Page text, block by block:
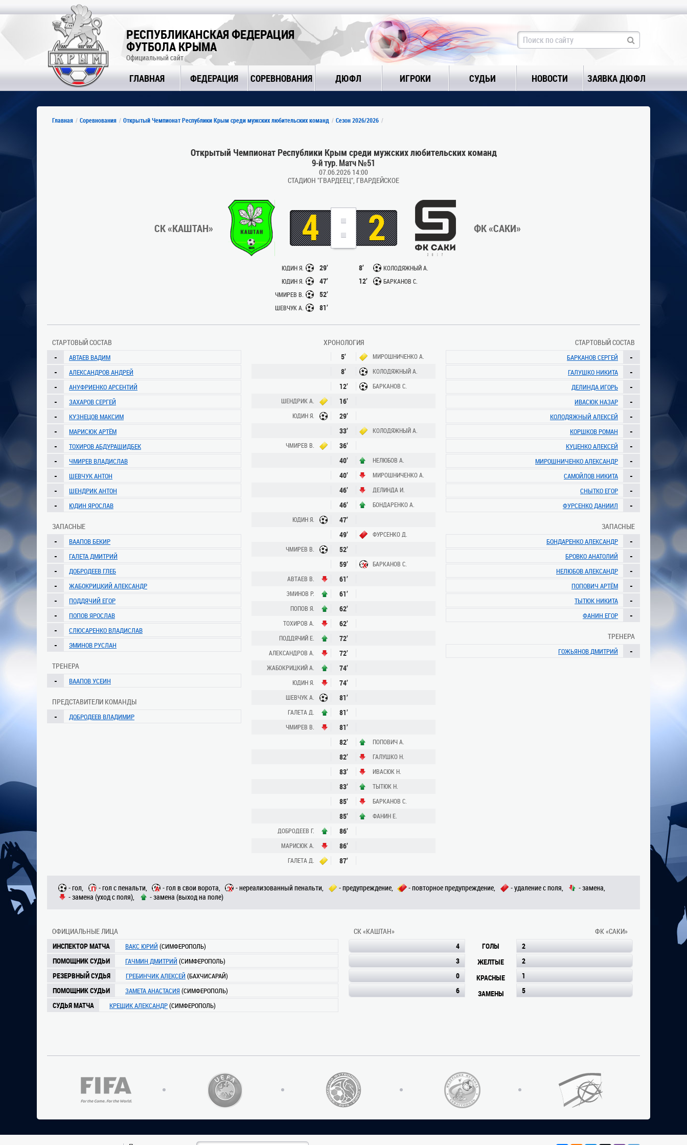
РЕСПУБЛИКАНСКАЯ ФЕДЕРАЦИЯ
ФУТБОЛА КРЫМА
Официальный сайт
ГЛАВНАЯ ФЕДЕРАЦИЯ СОРЕВНОВАНИЯ ДЮФЛ ИГРОКИ СУДЬИ НОВОСТИ ЗАЯВКА ДЮФЛ
Главная Соревнования Открытый Чемпионат Республики Крым среди мужских любительских команд Сезон 2026/2026
Открытый Чемпионат Республики Крым среди мужских любительских команд
9-й тур. Матч №51
07.06.2026 14:00
СТАДИОН "ГВАРДЕЕЦ", ГВАРДЕЙСКОЕ
СК «КАШТАН» 4 : 2 ФК «САКИ»
ЮДИН Я. 29’
ЮДИН Я. 47’
ЧМИРЕВ В. 52’
ШЕВЧУК А. 81’
КОЛОДЯЖНЫЙ А.
8’
БАРКАНОВ С.
12’
СТАРТОВЫЙ СОСТАВ
- АВТАЕВ ВАДИМ
- АЛЕКСАНДРОВ АНДРЕЙ
- АНУФРИЕНКО АРСЕНТИЙ
- ЗАХАРОВ СЕРГЕЙ
- КУЗНЕЦОВ МАКСИМ
- МАРИСЮК АРТЁМ
- ТОХИРОВ АБДУРАШИДБЕК
- ЧМИРЕВ ВЛАДИСЛАВ
- ШЕВЧУК АНТОН
- ШЕНДРИК АНТОН
- ЮДИН ЯРОСЛАВ
ЗАПАСНЫЕ
- ВААПОВ БЕКИР
- ГАЛЕТА ДМИТРИЙ
- ДОБРОДЕЕВ ГЛЕБ
- ЖАБОКРИЦКИЙ АЛЕКСАНДР
- ПОДДЯЧИЙ ЕГОР
- ПОПОВ ЯРОСЛАВ
- СЛЮСАРЕНКО ВЛАДИСЛАВ
- ЭМИНОВ РУСЛАН
ТРЕНЕРА
- ВААПОВ УСЕИН
ПРЕДСТАВИТЕЛИ КОМАНДЫ
- ДОБРОДЕЕВ ВЛАДИМИР
ХРОНОЛОГИЯ
5’
МИРОШНИЧЕНКО А.
8’ КОЛОДЯЖНЫЙ А.
12’
БАРКАНОВ С.
ШЕНДРИК А.
16’
ЮДИН Я.
29’
33’
КОЛОДЯЖНЫЙ А.
ЧМИРЕВ В.
36’
40’
НЕЛЮБОВ А.
40’ МИРОШНИЧЕНКО А.
46’ ДЕЛИНДА И.
46’
БОНДАРЕНКО А.
ЮДИН Я.
47’
49’
ФУРСЕНКО Д.
ЧМИРЕВ В.
52’
59’
БАРКАНОВ С.
АВТАЕВ В.
61’
ЭМИНОВ Р. 61’
ПОПОВ Я. 62’
ТОХИРОВ А. 62’
ПОДДЯЧИЙ Е. 72’
АЛЕКСАНДРОВ А. 72’
ЖАБОКРИЦКИЙ А. 74’
ЮДИН Я. 74’
ШЕВЧУК А. 81’
ГАЛЕТА Д. 81’
ЧМИРЕВ В.
81’
82’
ПОПОВИЧ А.
82’ ГАЛУШКО Н.
83’ ИВАСЮК Н.
83’ ТЫТЮК Н.
85’ БАРКАНОВ С.
85’
ФАНИН Е.
ДОБРОДЕЕВ Г.
86’
МАРИСЮК А. 86’
ГАЛЕТА Д. 87’
СТАРТОВЫЙ СОСТАВ
-
БАРКАНОВ СЕРГЕЙ
-
ГАЛУШКО НИКИТА
-
ДЕЛИНДА ИГОРЬ
-
ИВАСЮК НАЗАР
-
КОЛОДЯЖНЫЙ АЛЕКСЕЙ
-
КОРШКОВ РОМАН
-
КУЦЕНКО АЛЕКСЕЙ
-
МИРОШНИЧЕНКО АЛЕКСАНДР
-
САМОЙЛОВ НИКИТА
-
СНЫТКО ЕГОР
-
ФУРСЕНКО ДАНИИЛ
ЗАПАСНЫЕ
-
БОНДАРЕНКО АЛЕКСАНДР
-
БРОВКО АНАТОЛИЙ
-
НЕЛЮБОВ АЛЕКСАНДР
-
ПОПОВИЧ АРТЁМ
-
ТЫТЮК НИКИТА
-
ФАНИН ЕГОР
ТРЕНЕРА
-
ГОЖЬЯНОВ ДМИТРИЙ
- гол, - гол с пенальти, - гол в свои ворота, - нереализованный пенальти, - предупреждение, - повторное предупреждение, - удаление с поля,
- замена,
- замена (уход с поля),
- замена (выход на поле)
ОФИЦИАЛЬНЫЕ ЛИЦА
ИНСПЕКТОР МАТЧА
ВАКС ЮРИЙ (СИМФЕРОПОЛЬ)
ПОМОЩНИК СУДЬИ ГАЧМИН ДМИТРИЙ (СИМФЕРОПОЛЬ)
РЕЗЕРВНЫЙ СУДЬЯ ГРЕБИНЧИК АЛЕКСЕЙ (БАХЧИСАРАЙ)
ПОМОЩНИК СУДЬИ ЗАМЕТА АНАСТАСИЯ (СИМФЕРОПОЛЬ)
СУДЬЯ МАТЧА КРЕЩИК АЛЕКСАНДР(СИМФЕРОПОЛЬ)
СК «КАШТАН»
4
3
0
6
ГОЛЫ
ЖЕЛТЫЕ
КРАСНЫЕ
ЗАМЕНЫ
ФК «САКИ»
2
2
1
5